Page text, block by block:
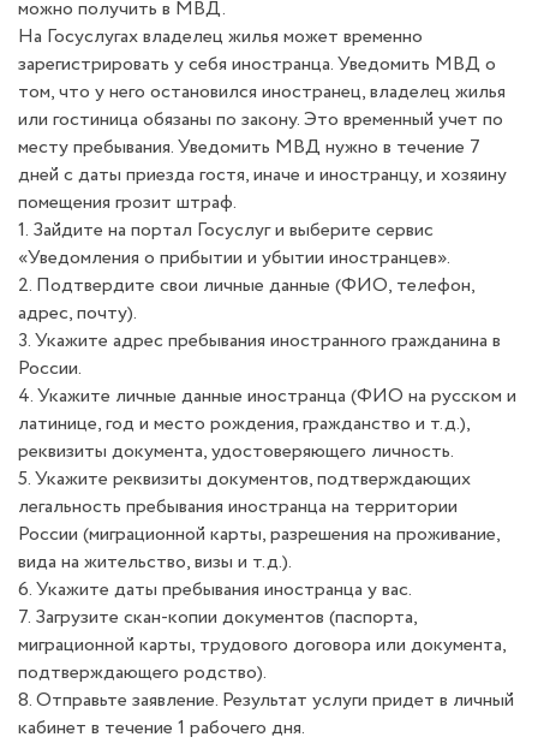
можно получить в МВД.
На Госуслугах владелец жилья может временно
зарегистрировать у себя иностранца. Уведомить МВД о
том, что у него остановился иностранец, владелец жилья
или гостиница обязаны по закону. Это временный учет по
месту пребывания. Уведомить МВД нужно в течение 7
дней с даты приезда гостя, иначе и иностранцу, и хозяину
помещения грозит штраф.
1. Зайдите на портал Госуслуг и выберите сервис
«Уведомления о прибытии и убытии иностранцев».
2. Подтвердите свои личные данные (ФИО, телефон,
адрес, почту).
3. Укажите адрес пребывания иностранного гражданина в
России.
4. Укажите личные данные иностранца (ФИО на русском и
латинице, год и место рождения, гражданство и т.д.),
реквизиты документа, удостоверяющего личность.
5. Укажите реквизиты документов, подтверждающих
легальность пребывания иностранца на территории
России (миграционной карты, разрешения на проживание,
вида на жительство, визы и т.д.).
6. Укажите даты пребывания иностранца у вас.
7. Загрузите скан-копии документов (паспорта,
миграционной карты, трудового договора или документа,
подтверждающего родство).
8. Отправьте заявление. Результат услуги придет в личный
кабинет в течение 1 рабочего дня.